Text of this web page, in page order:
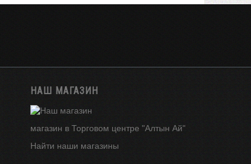
НАШ МАГАЗИН
магазин в Торговом центре "Алтын Ай"
Найти наши магазины